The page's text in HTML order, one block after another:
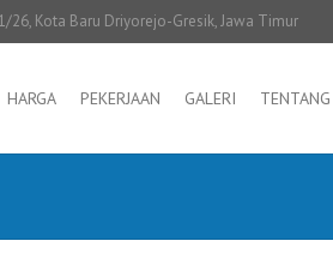
26, Kota Baru Driyorejo-Gresik, Jawa Timur
HARGA PEKERJAAN GALERI